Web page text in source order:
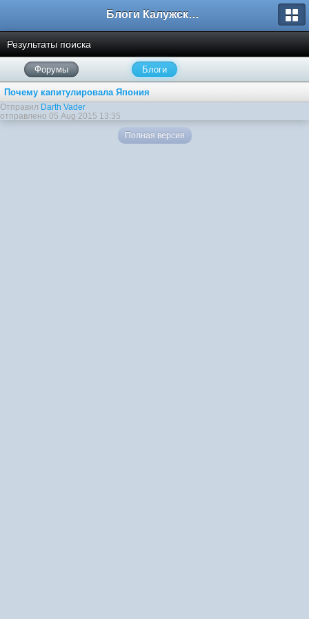
Блоги Калужского перекрестка
Результаты поиска
Форумы Блоги
Почему капитулировала Япония
Отправил Darth Vader
отправлено 05 Aug 2015 13:35
Полная версия